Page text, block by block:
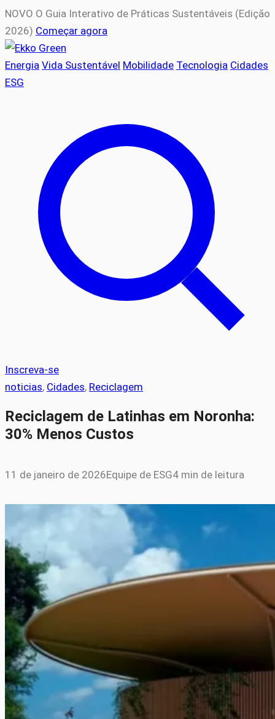
NOVO O Guia Interativo de Práticas Sustentáveis (Edição
2026) Começar agora
Energia Vida Sustentável Mobilidade Tecnologia Cidades
ESG
Inscreva-se
noticias, Cidades, Reciclagem
Reciclagem de Latinhas em Noronha:
30% Menos Custos
11 de janeiro de 2026Equipe de ESG4 min de leitura